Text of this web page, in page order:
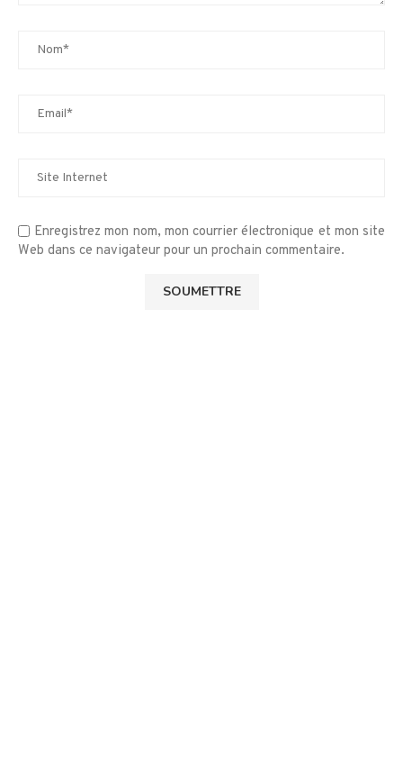
Enregistrez mon nom, mon courrier électronique et mon site
Web dans ce navigateur pour un prochain commentaire.